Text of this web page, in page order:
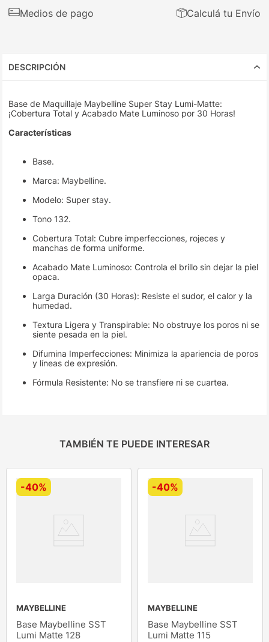
Medios de pago Calculá tu Envío
DESCRIPCIÓN
Base de Maquillaje Maybelline Super Stay Lumi-Matte:
¡Cobertura Total y Acabado Mate Luminoso por 30 Horas!
Características
Base.
Marca: Maybelline.
Modelo: Super stay.
Tono 132.
Cobertura Total: Cubre imperfecciones, rojeces y
manchas de forma uniforme.
Acabado Mate Luminoso: Controla el brillo sin dejar la piel
opaca.
Larga Duración (30 Horas): Resiste el sudor, el calor y la
humedad.
Textura Ligera y Transpirable: No obstruye los poros ni se
siente pesada en la piel.
Difumina Imperfecciones: Minimiza la apariencia de poros
y líneas de expresión.
Fórmula Resistente: No se transfiere ni se cuartea.
TAMBIÉN TE PUEDE INTERESAR
-40%
MAYBELLINE
Base Maybelline SST
Lumi Matte 128
-40%
MAYBELLINE
Base Maybelline SST
Lumi Matte 115